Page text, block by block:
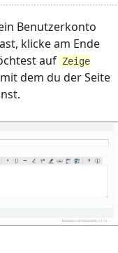
Benutzerkonto
klicke am Ende
auf Zeige
dem du der Seite